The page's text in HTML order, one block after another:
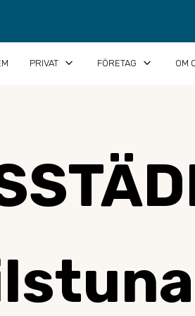
PRIVAT keyboard_arrow_down FÖRETAG keyboard_arrow_down OM